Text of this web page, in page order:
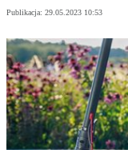
Publikacja: 29.05.2023 10:53